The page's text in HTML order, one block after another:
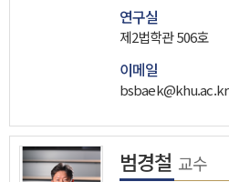
연구실
제2법학관 506호
이메일
bsbaek@khu.ac.kr
범경철 교수